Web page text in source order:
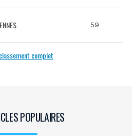
59
complet
POPULAIRES